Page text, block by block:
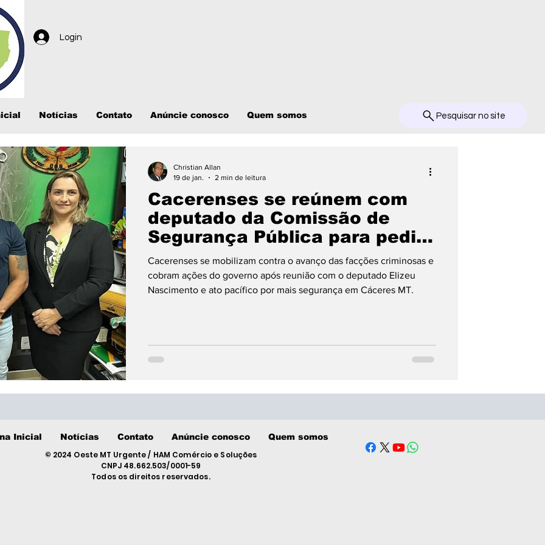
Login
Notícias Contato Anúncie conosco Quem somos Pesquisar no site
Cacerenses se reúnem com
deputado da Comissão de
Segurança Pública para pedir
intervenção na cidade
Cacerenses se mobilizam contra o avanço das facções criminosas e
cobram ações do governo após reunião com o deputado Elizeu
Nascimento e ato pacífico por mais segurança em Cáceres MT.
Christian Allan
19 de jan.
2 min de leitura
Inicial Notícias Contato Anúncie conosco Quem somos
© 2024 Oeste MT Urgente / HAM Comércio e Soluções
CNPJ 48.662.503/0001-59
Todos os direitos reservados.